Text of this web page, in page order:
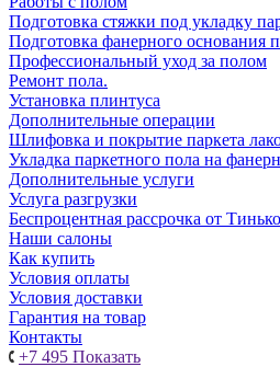
Подготовка стяжки под укладку
Подготовка фанерного основания
Профессиональный уход за полом
Ремонт пола.
Установка плинтуса
Дополнительные операции
Шлифовка и покрытие паркета
Укладка паркетного пола на
Дополнительные услуги
Услуга разгрузки
Беспроцентная рассрочка от
Наши салоны
Как купить
Условия оплаты
Условия доставки
Гарантия на товар
Контакты
+7 495 Показать